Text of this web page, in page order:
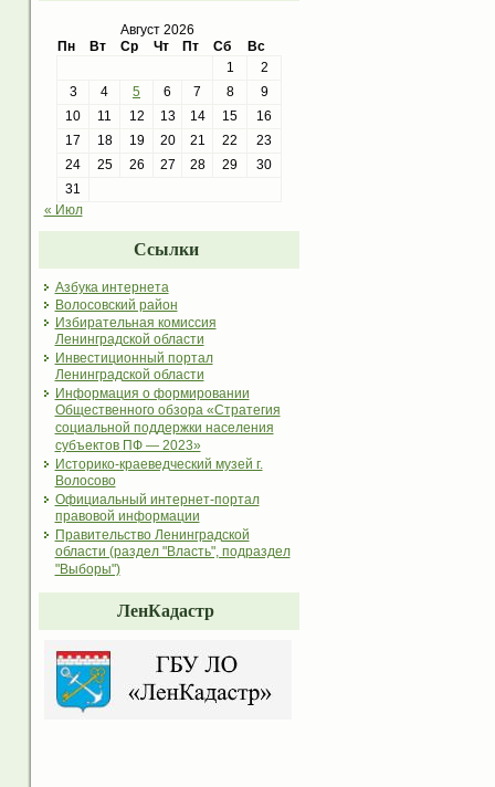
Август 2026
Пн
Вт Ср Чт Пт Сб
Вс
1
2
3
4 5 6 7 8
9
10
11 12 13 14 15
16
17
18 19 20 21 22
23
24
25 26 27 28 29
30
31
« Июл
Ссылки
Азбука интернета
Волосовский район
Избирательная комиссия
Ленинградской области
Инвестиционный портал
Ленинградской области
Информация о формировании
Общественного обзора «Стратегия
социальной поддержки населения
субъектов ПФ — 2023»
Историко-краеведческий музей г.
Волосово
Официальный интернет-портал
правовой информации
Правительство Ленинградской
области (раздел "Власть", подраздел
"Выборы")
ЛенКадастр